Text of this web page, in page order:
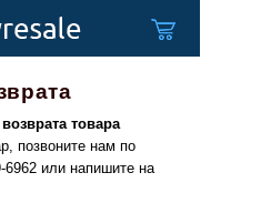
товара
позвоните нам по
6962 или напишите на